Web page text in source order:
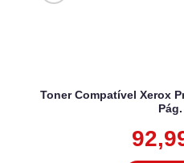
Toner Compatível Xerox
Pág.